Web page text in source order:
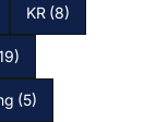
KR (8)
(5)